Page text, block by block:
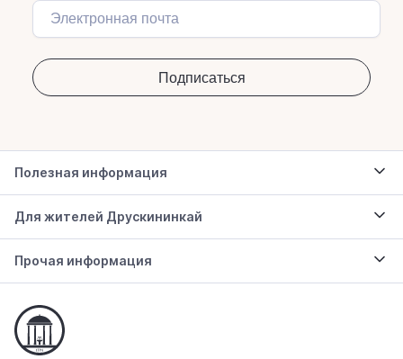
Полезная информация
Для жителей Друскининкай
Прочая информация